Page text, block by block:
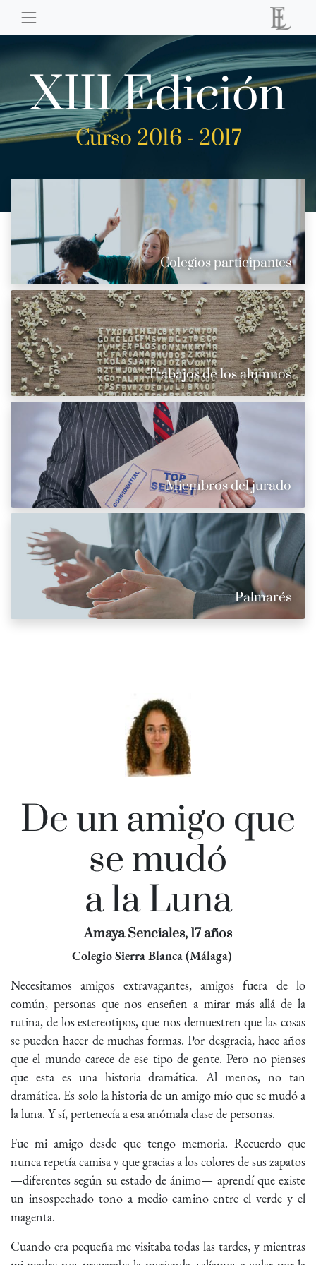
XIII Edición
Curso 2016 - 2017
Colegios participantes
Trabajos de los alumnos
Miembros del jurado
Palmarés
De un amigo que
se mudó
a la Luna
Amaya Senciales, 17 años
Colegio Sierra Blanca (Málaga)
Necesitamos amigos extravagantes, amigos fuera de lo
común, personas que nos enseñen a mirar más allá de la
rutina, de los estereotipos, que nos demuestren que las cosas
se pueden hacer de muchas formas. Por desgracia, hace años
que el mundo carece de ese tipo de gente. Pero no pienses
que esta es una historia dramática. Al menos, no tan
dramática. Es solo la historia de un amigo mío que se mudó a
la luna. Y sí, pertenecía a esa anómala clase de personas.
Fue mi amigo desde que tengo memoria. Recuerdo que
nunca repetía camisa y que gracias a los colores de sus zapatos
—diferentes según su estado de ánimo— aprendí que existe
un insospechado tono a medio camino entre el verde y el
magenta.
Cuando era pequeña me visitaba todas las tardes, y mientras